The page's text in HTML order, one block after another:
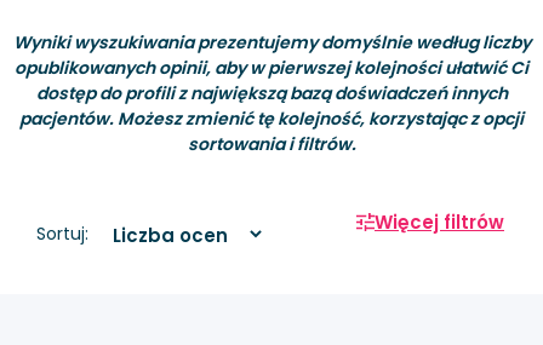
Wyniki wyszukiwania prezentujemy domyślnie według liczby
opublikowanych opinii, aby w pierwszej kolejności ułatwić Ci
dostęp do profili z największą bazą doświadczeń innych
pacjentów. Możesz zmienić tę kolejność, korzystając z opcji
sortowania i filtrów.
Sortuj: Więcej filtrów